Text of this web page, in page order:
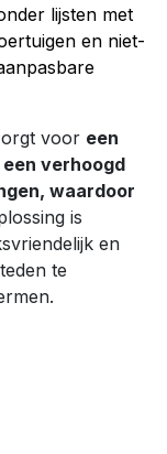
lijsten met
en niet-
voor een
verhoogd
waardoor
is
en
te